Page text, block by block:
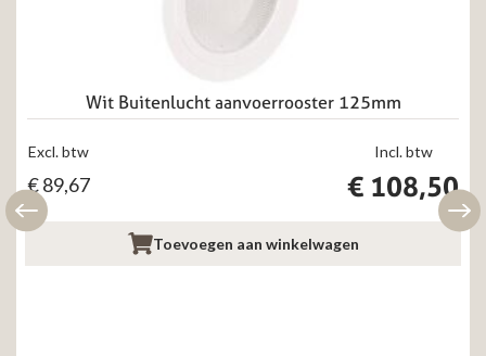
Wit Buitenlucht aanvoerrooster 125mm
Incl. btw
€ 108,50
Excl. btw
€89,67
Toevoegen aan winkelwagen